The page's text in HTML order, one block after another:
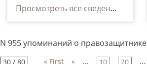
Просмотреть все сведения
N 955 упоминаний о правозащитнике
30 / 80 « First « ... 10 20 ...